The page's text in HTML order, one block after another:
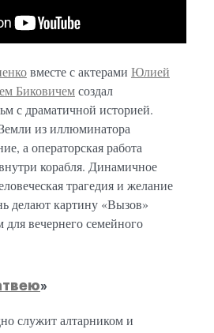
вместе с актерами Юлией
Биковичемсоздал
с драматичной историей.
из иллюминатора
а операторская работа
корабля. Динамичное
трагедия и желание
делают картину «Вызов»
вечернего семейного
»
служит алтарником и